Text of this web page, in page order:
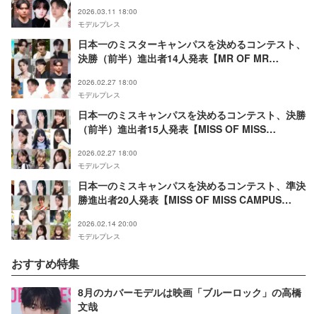
2026.03.11 18:00
モデルプレス
日本一のミスターキャンパスを決めるコンテスト、
決勝（前半）進出者14人発表【MR OF MR
2026.02.27 18:00
モデルプレス
日本一のミスキャンパスを決めるコンテスト、決勝
（前半）進出者15人発表【MISS OF MISS
2026.02.27 18:00
モデルプレス
日本一のミスキャンパスを決めるコンテスト、準決
勝進出者20人発表【MISS OF MISS CAMPUS
2026.02.14 20:00
モデルプレス
おすすめ特集
8月のカバーモデルは映画「ブルーロック」の高橋
文哉